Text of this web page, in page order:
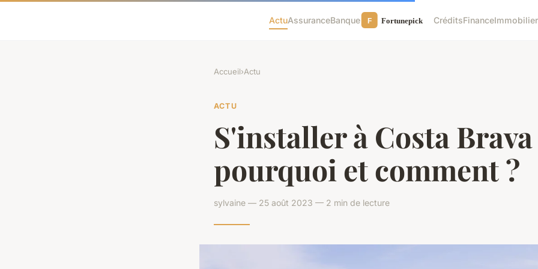
ActuAssuranceBanque CréditsFinanceImmobilier
Accueil›Actu
ACTU
S'installer à Costa
pourquoi et comment ?
sylvaine — 25 août 2023 — 2 min de lecture